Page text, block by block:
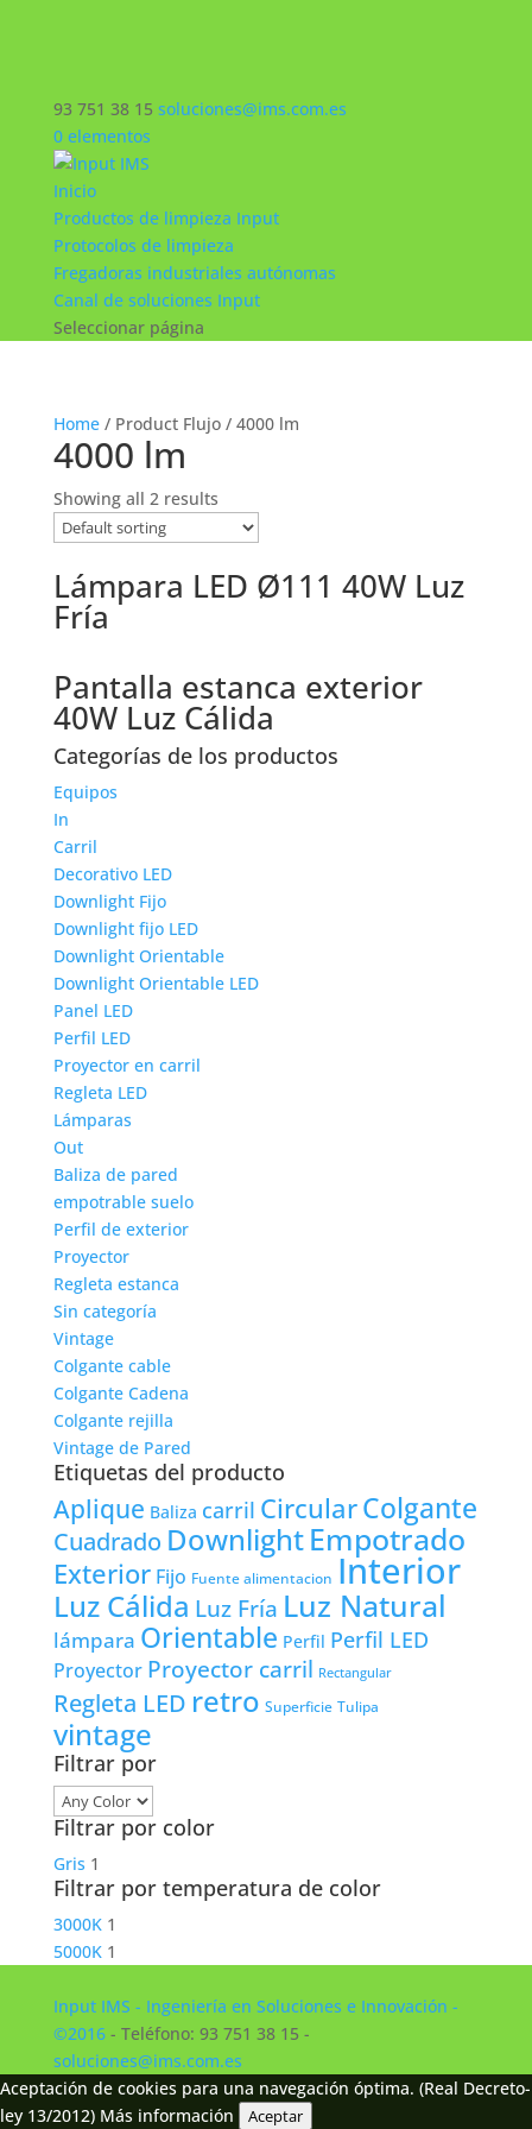
93 751 38 15 soluciones@ims.com.es
0 elementos
Inicio
Productos de limpieza Input
Protocolos de limpieza
Fregadoras industriales autónomas
Canal de soluciones Input
Seleccionar página
Home/ Product Flujo / 4000 lm
4000 lm
Showing all 2 results
Lámpara LED Ø111 40W Luz
Fría
Pantalla estanca exterior
40W Luz Cálida
Categorías de los productos
Equipos
In
Carril
Decorativo LED
Downlight Fijo
Downlight fijo LED
Downlight Orientable
Downlight Orientable LED
Panel LED
Perfil LED
Proyector en carril
Regleta LED
Lámparas
Out
Baliza de pared
empotrable suelo
Perfil de exterior
Proyector
Regleta estanca
Sin categoría
Vintage
Colgante cable
Colgante Cadena
Colgante rejilla
Vintage de Pared
Etiquetas del producto
Aplique Baliza carril CircularColgante
Cuadrado DownlightEmpotrado
Exterior Fijo Fuente alimentacion Interior
Luz Cálida Luz Fría Luz Natural
lámpara Orientable Perfil Perfil LED
Proyector Proyector carril Rectangular
Regleta LED retro Superficie Tulipa
vintage
Filtrar por
Filtrar por color
Gris 1
Filtrar por temperatura de color
3000K 1
5000K 1
Input IMS - Ingeniería en Soluciones e Innovación -
©2016- Teléfono: 93 751 38 15 -
soluciones@ims.com.es
Aceptación de cookies para una navegación óptima. (Real Decreto-
ley 13/2012) Más información Aceptar